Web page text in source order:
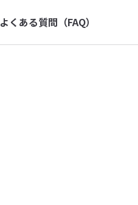
よくある質問（FAQ）